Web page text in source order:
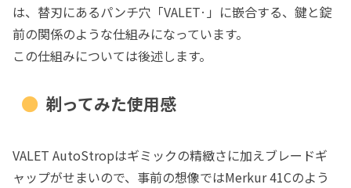
は、替刃にあるパンチ穴「VALET·」に嵌合する、鍵と錠
前の関係のような仕組みになっています。
この仕組みについては後述します。
剃ってみた使用感
VALET AutoStropはギミックの精緻さに加えブレードギ
ャップがせまいので、事前の想像ではMerkur 41Cのよう